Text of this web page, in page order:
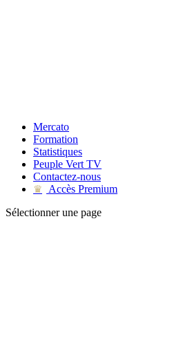
Mercato
Formation
Statistiques
Peuple Vert TV
Contactez-nous
♛
Accès Premium
Sélectionner une page